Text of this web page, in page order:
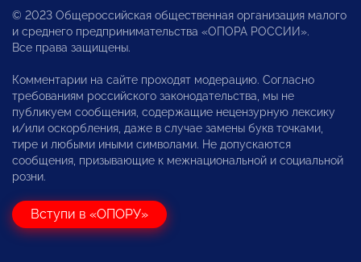
© 2023 Общероссийская общественная организация малого
и среднего предпринимательства «ОПОРА РОССИИ».
Все права защищены.
Комментарии на сайте проходят модерацию. Согласно
требованиям российского законодательства, мы не
публикуем сообщения, содержащие нецензурную лексику
и/или оскорбления, даже в случае замены букв точками,
тире и любыми иными символами. Не допускаются
сообщения, призывающие к межнациональной и социальной
розни.
Вступи в «ОПОРУ»